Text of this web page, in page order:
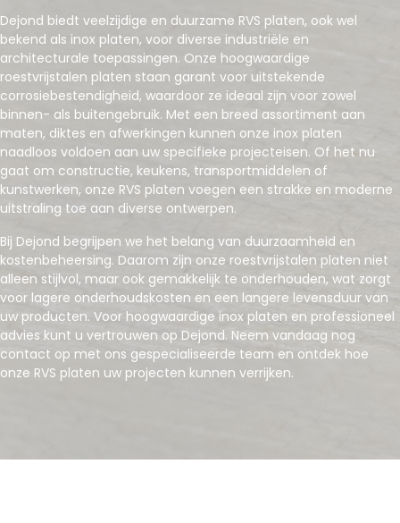
Dejond biedt veelzijdige en duurzame RVS platen, ook wel
bekend als inox platen, voor diverse industriële en
architecturale toepassingen. Onze hoogwaardige
roestvrijstalen platen staan garant voor uitstekende
corrosiebestendigheid, waardoor ze ideaal zijn voor zowel
binnen- als buitengebruik. Met een breed assortiment aan
maten, diktes en afwerkingen kunnen onze inox platen
naadloos voldoen aan uw specifieke projecteisen. Of het nu
gaat om constructie, keukens, transportmiddelen of
kunstwerken, onze RVS platen voegen een strakke en moderne
uitstraling toe aan diverse ontwerpen.
Bij Dejond begrijpen we het belang van duurzaamheid en
kostenbeheersing. Daarom zijn onze roestvrijstalen platen niet
alleen stijlvol, maar ook gemakkelijk te onderhouden, wat zorgt
voor lagere onderhoudskosten en een langere levensduur van
uw producten. Voor hoogwaardige inox platen en professioneel
advies kunt u vertrouwen op Dejond. Neem vandaag nog
contact op met ons gespecialiseerde team en ontdek hoe
onze RVS platen uw projecten kunnen verrijken.